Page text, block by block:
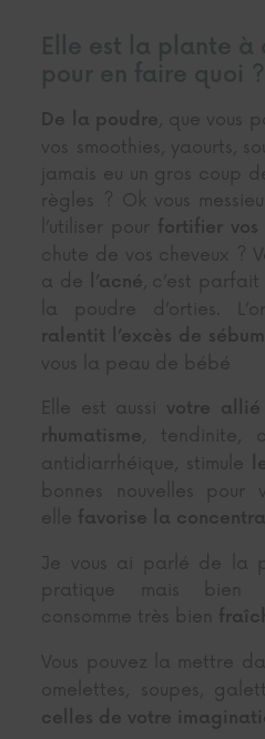
De la poudre , que vous
vos smoothies, yaourts,
jamais eu un gros coup
règles ? Ok vous
l’utiliser pour fortifier
chute de vos cheveux ?
a de l’acné , c’est
la poudre d’orties.
ralentit l’excès de sébum
vous la peau de bébé
Elle est aussi
votre allié
rhumatisme , tendinite,
antidiarrhéique, stimule
bonnes nouvelles pour
elle favorise la
Je vous ai parlé de la
pratique mais bien
consomme très bien
Vous pouvez la mettre
omelettes, soupes,
celles de votre